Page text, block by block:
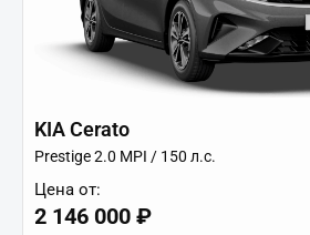
KIA Cerato
Prestige 2.0 MPI / 150 л.с.
Цена от:
2 146 000 ₽